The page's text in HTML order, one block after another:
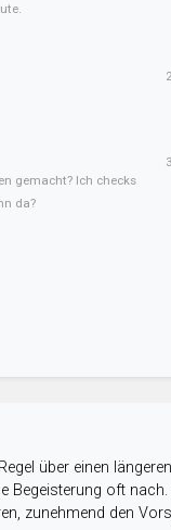
gemacht? Ich checks
da?
über einen
oft
zunehmend den